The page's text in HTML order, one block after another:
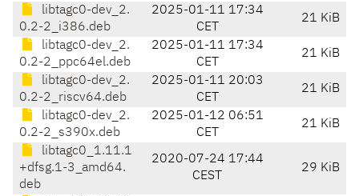
libtagc0-dev_2.
0.2-2_i386.deb
2025-01-11 17:34
CET
21 KiB
libtagc0-dev_2.
0.2-2_ppc64el.deb
2025-01-11 17:34
CET
21 KiB
libtagc0-dev_2.
0.2-2_riscv64.deb
2025-01-11 20:03
CET
21 KiB
libtagc0-dev_2.
0.2-2_s390x.deb
2025-01-12 06:51
CET
21 KiB
libtagc0_1.11.1
+dfsg.1-3_amd64.
deb
2020-07-24 17:44
CEST
29 KiB